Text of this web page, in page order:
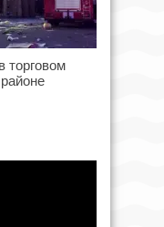
торговом